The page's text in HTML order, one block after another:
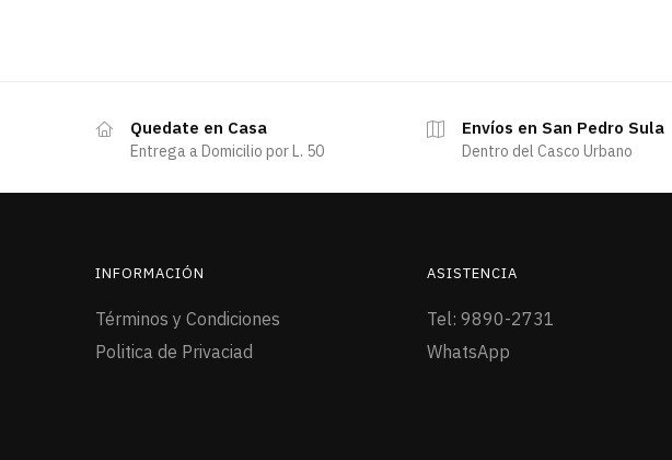
Quedate en Casa
Entrega a Domicilio por L. 50
Envíos en San Pedro Sula
Dentro del Casco Urbano
INFORMACIÓN
Términos y Condiciones
Politica de Privaciad
ASISTENCIA
Tel: 9890-2731
WhatsApp